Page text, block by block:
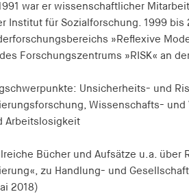
war er wissenschaftlicher
Institut für Sozialforschung. 1999
»Reflexive
Forschungszentrums »RISK« an
Unsicherheits- und
Wissenschafts-
Arbeitslosigkeit
Bücher und Aufsätze u.a.
zu Handlung- und
2018)